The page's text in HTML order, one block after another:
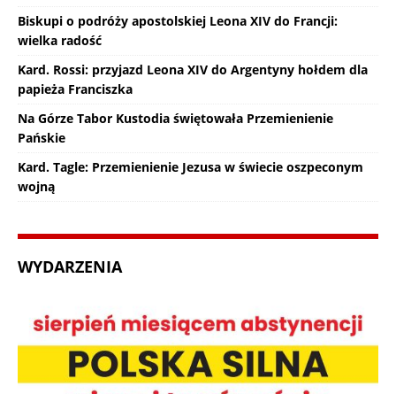
Biskupi o podróży apostolskiej Leona XIV do Francji:
wielka radość
Kard. Rossi: przyjazd Leona XIV do Argentyny hołdem dla
papieża Franciszka
Na Górze Tabor Kustodia świętowała Przemienienie
Pańskie
Kard. Tagle: Przemienienie Jezusa w świecie oszpeconym
wojną
WYDARZENIA